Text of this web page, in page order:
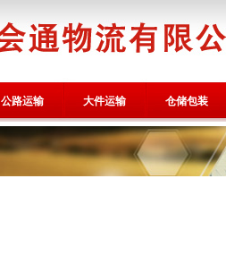
公路运输 大件运输 仓储包装